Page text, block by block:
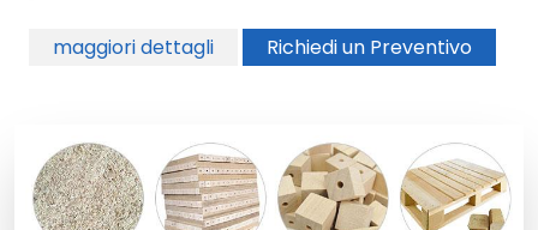
maggiori dettagli Richiedi un Preventivo